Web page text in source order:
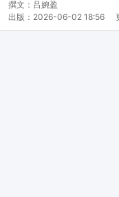
撰文： 吕婉盈
出版： 2026-06-02 18:56